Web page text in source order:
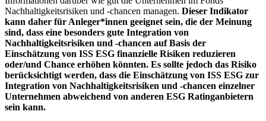
Nachhaltigkeitsrisiken und -chancen managen. Dieser Indikator
kann daher für Anleger*innen geeignet sein, die der Meinung
sind, dass eine besonders gute Integration von
Nachhaltigkeitsrisiken und -chancen auf Basis der
Einschätzung von ISS ESG finanzielle Risiken reduzieren
oder/und Chance erhöhen könnten. Es sollte jedoch das Risiko
berücksichtigt werden, dass die Einschätzung von ISS ESG zur
Integration von Nachhaltigkeitsrisiken und -chancen einzelner
Unternehmen abweichend von anderen ESG Ratinganbietern
sein kann.